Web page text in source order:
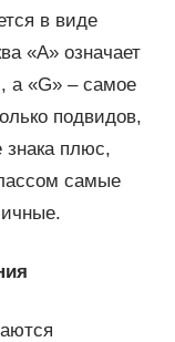
в виде
«A» означает
а «G» – самое
подвидов,
знака плюс,
самые